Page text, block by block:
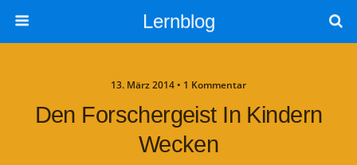
Lernblog
13. März 2014 • 1 Kommentar
Den Forschergeist In Kindern
Wecken